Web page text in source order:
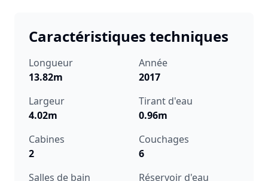
Caractéristiques techniques
Longueur
13.82m
Année
2017
Largeur
4.02m
Tirant d'eau
0.96m
Cabines
2
Couchages
6
Salles de bain
Réservoir d'eau